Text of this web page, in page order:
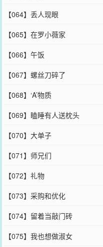
【064】丢人现眼
【065】在罗小薇家
【066】午饭
【067】螺丝刀碎了
【068】‘A’物质
【069】瞌睡有人送枕头
【070】大单子
【071】师兄们
【072】礼物
【073】采购和优化
【074】留着当敲门砖
【075】我也想做淑女